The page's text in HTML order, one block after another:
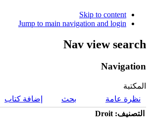
Skip to content
Jump to main navigation and login
Nav view search
Navigation
المكتبة
نظرة عامة
بحث إضافة كتاب
التصنيف: Droit